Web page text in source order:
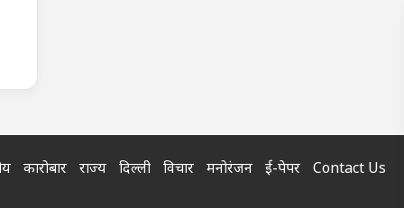
कारोबार राज्य दिल्ली विचार मनोरंजन ई-पेपर Contact Us